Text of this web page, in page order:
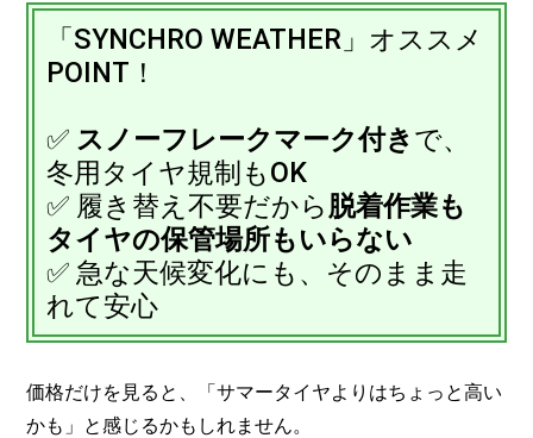
「SYNCHRO WEATHER」オススメ
POINT！
✅ スノーフレークマーク付きで、
冬用タイヤ規制もOK
✅ 履き替え不要だから 脱着作業も
タイヤの保管場所もいらない
✅ 急な天候変化にも、そのまま走
れて安心
価格だけを見ると、「サマータイヤよりはちょっと高い
かも」と感じるかもしれません。